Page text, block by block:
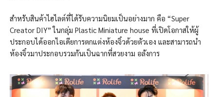
สำหรับสินค้าไฮไลต์ที่ได้รับความนิยมเป็นอย่างมาก คือ “Super
Creator DIY” ในกลุ่ม Plastic Miniature house ที่เปิดโอกาสให้ผู้
ประกอบได้ออกไอเดียการตกแต่งห้องจิ๋วด้วยตัวเอง และสามารถนำ
ห้องจิ๋วมาประกอบรวมกันเป็นฉากที่สวยงาม อลังการ